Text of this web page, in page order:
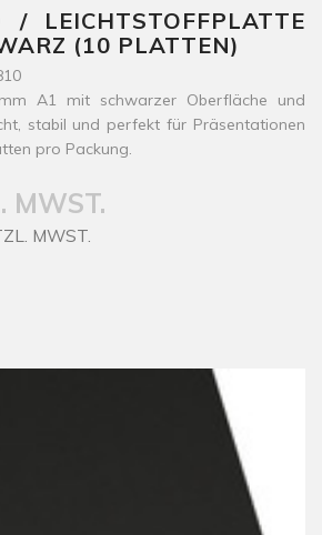
/ LEICHTSTOFFPLATTE
(10 PLATTEN)
A1 mit schwarzer Oberfläche und
stabil und perfekt für Präsentationen
pro Packung.
MWST.
MWST.